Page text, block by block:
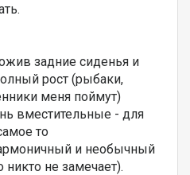
задние сиденья и
рост (рыбаки,
меня поймут)
вместительные - для
то
и необычный
не замечает).